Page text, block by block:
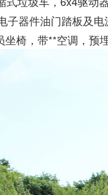
子器件油门踏板及
椅，带**空调，预